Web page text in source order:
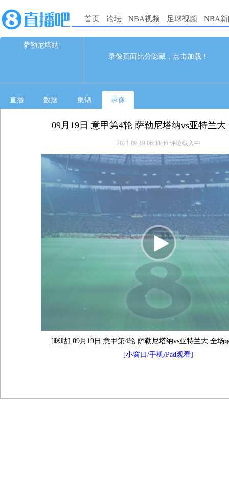
首页 论坛 NBA视频 足球视频 NBA
萨勒尼塔纳
录像页面比分隐藏，点击加载！
0 09-19 02:45
直播 数据 集锦 录像
09月19日 意甲第4轮 萨勒尼塔纳vs亚特兰
2021-09-19 06:38:46 评论载入中
[咪咕] 09月19日 意甲第4轮 萨勒尼塔纳vs亚特兰大 全场
[小窗口/手机/Pad观看]